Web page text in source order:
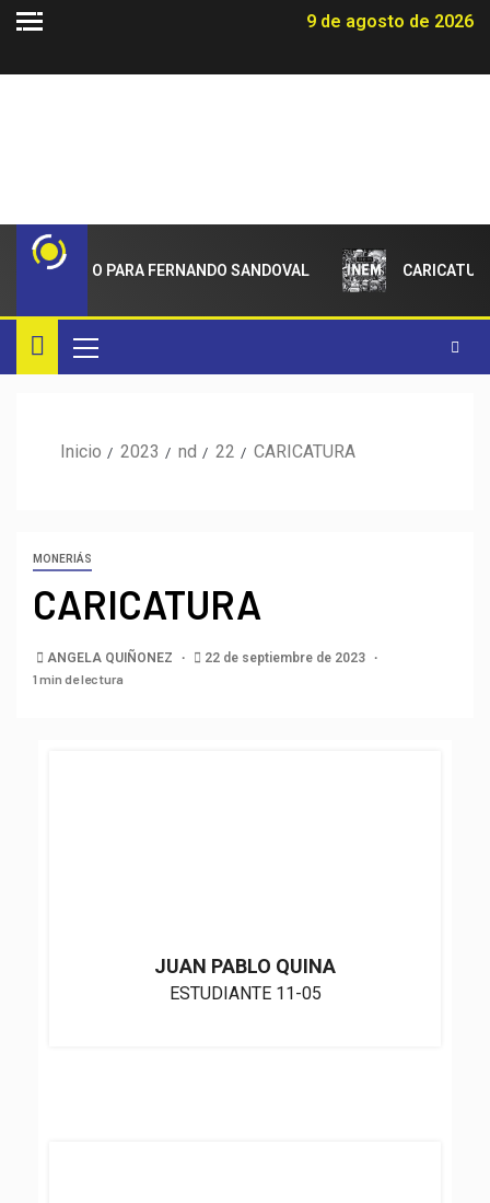
9 de agosto de 2026
PARA FERNANDO SANDOVAL
Inicio 2023 nd 22 CARICATURA
MONERIÁS
CARICATURA
ANGELA QUIÑONEZ
22 de septiembre de 2023
1 min de lectura
JUAN PABLO QUINA
ESTUDIANTE 11-05